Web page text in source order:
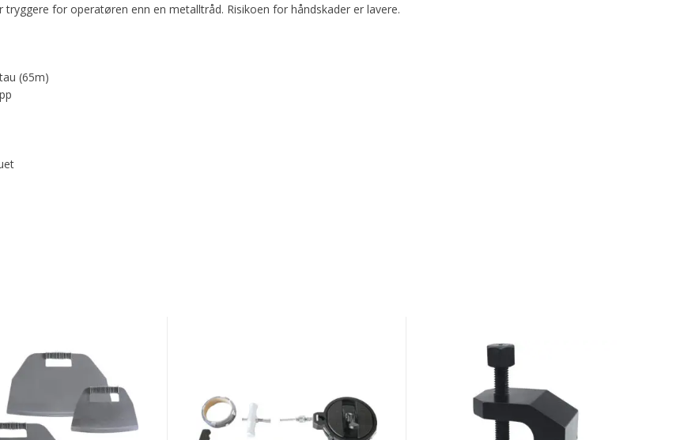
tryggere for operatøren enn en metalltråd. Risikoen for håndskader er lavere.
(65m)
TOOL
SET